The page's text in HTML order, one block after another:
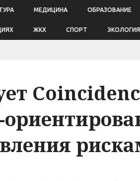
МЕДИЦИНА ОБРАЗОВАНИЕ
ЖКХ СПОРТ ЭКОЛОГИЯ